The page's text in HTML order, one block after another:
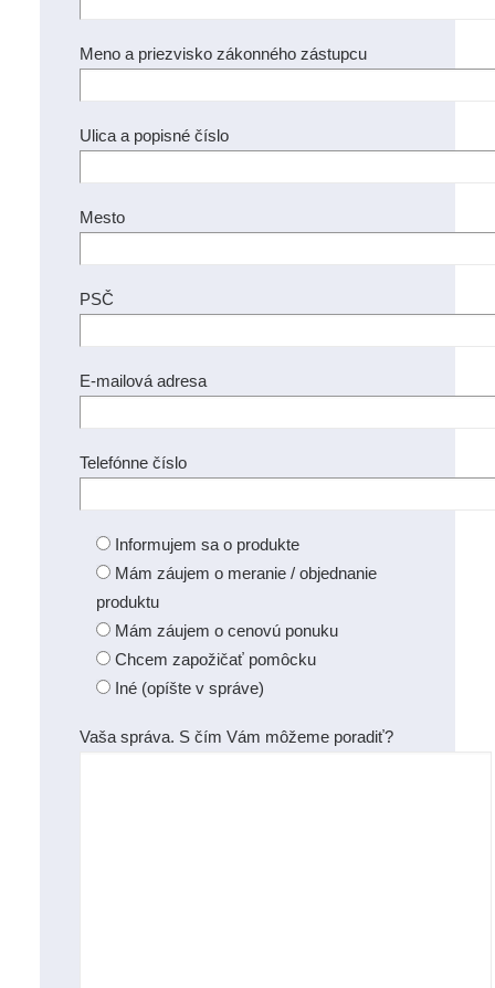
Meno a priezvisko zákonného zástupcu
Ulica a popisné číslo
Mesto
PSČ
E-mailová adresa
Telefónne číslo
Informujem sa o produkte
Mám záujem o meranie / objednanie
produktu
Mám záujem o cenovú ponuku
Chcem zapožičať pomôcku
Iné (opíšte v správe)
Vaša správa. S čím Vám môžeme poradiť?